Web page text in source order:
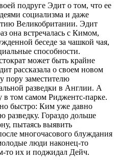
подруге Эдит о том, что ее
социализма и даже
Великобритании. Эдит
она встречалась с Кимом,
беседе за чашкой чая,
способности.
может быть крайне
рассказала о своем новом
пору заместителю
разведки в Англии. А
в том самом Риджентс-парке.
быстро: Ким уже давно
разведку. Гораздо дольше
пытаясь выявить
многочасового блуждания
люди наконец-то
то их и поджидал Дейч.